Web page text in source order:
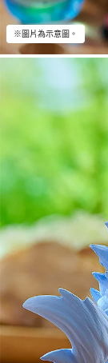
※圖片為示意圖。